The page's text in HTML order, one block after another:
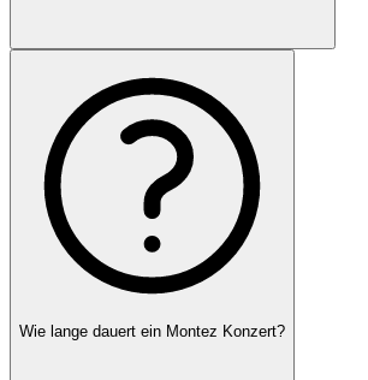
Wie lange dauert ein Montez Konzert?